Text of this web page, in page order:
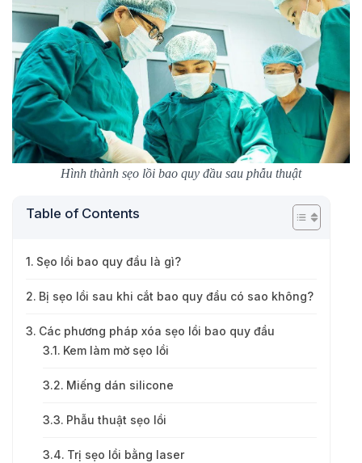
Hình thành sẹo lồi bao quy đầu sau phẫu thuật
Table of Contents
Sẹo lồi bao quy đầu là gì?
Bị sẹo lồi sau khi cắt bao quy đầu có sao không?
Các phương pháp xóa sẹo lồi bao quy đầu
Kem làm mờ sẹo lồi
Miếng dán silicone
Phẫu thuật sẹo lồi
Trị sẹo lồi bằng laser